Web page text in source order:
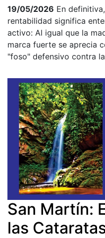
19/05/2026 En
rentabilidad significa
activo: Al igual que la
marca fuerte se aprecia
"foso" defensivo contra
San Martín:
las